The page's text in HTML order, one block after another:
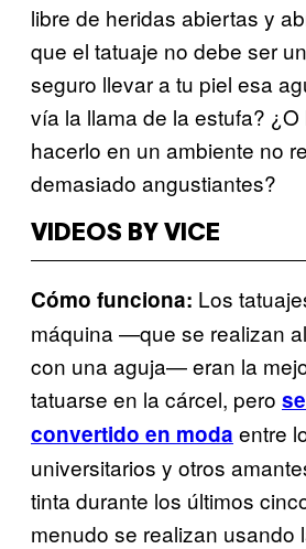
libre de heridas abiertas y
que el tatuaje no debe ser
seguro llevar a tu piel esa
vía la llama de la estufa?
hacerlo en un ambiente no
demasiado angustiantes?
VIDEOS BY VICE
Cómo funciona: Los
máquina —que se realizan
con una aguja— eran la
tatuarse en la cárcel, pero
convertido en moda entre
universitarios y otros
tinta durante los últimos
menudo se realizan usando